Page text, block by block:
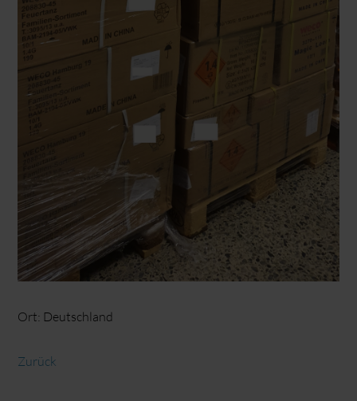
Ort: Deutschland
Zurück